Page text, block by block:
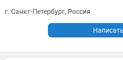
г. Санкт-Петербург, Россия
Написать